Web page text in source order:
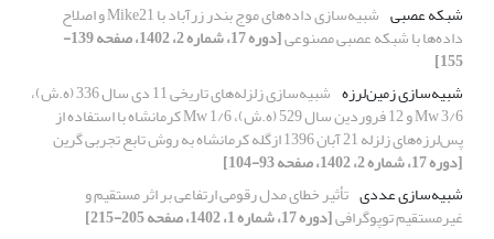
شبکه عصبی
شبیه‌سازی‌ داده‌های موج بندر زرآباد با Mike21 و اصلاح
داده‌ها با شبکه عصبی مصنوعی [دوره 17، شماره 2، 1402، صفحه 139-
155]
شبیه‌سازی زمین‌لرزه
شبیه‌سازی زلزله‌های تاریخی 11 دی سال 336 (ه.ش)،
3/6 Mw و 12 فروردین سال 529 (ه.ش)، 1/6 Mw کرمانشاه با استفاده از
پس‌لرزه‌های زلزله 21 آبان 1396 ازگله کرمانشاه به روش تابع تجربی گرین
[دوره 17، شماره 2، 1402، صفحه 93-104]
شبیه‌سازی عددی تأثیر خطای مدل رقومی ارتفاعی بر اثر مستقیم و
غیرمستقیم توپوگرافی[دوره 17، شماره 1، 1402، صفحه 205-215]